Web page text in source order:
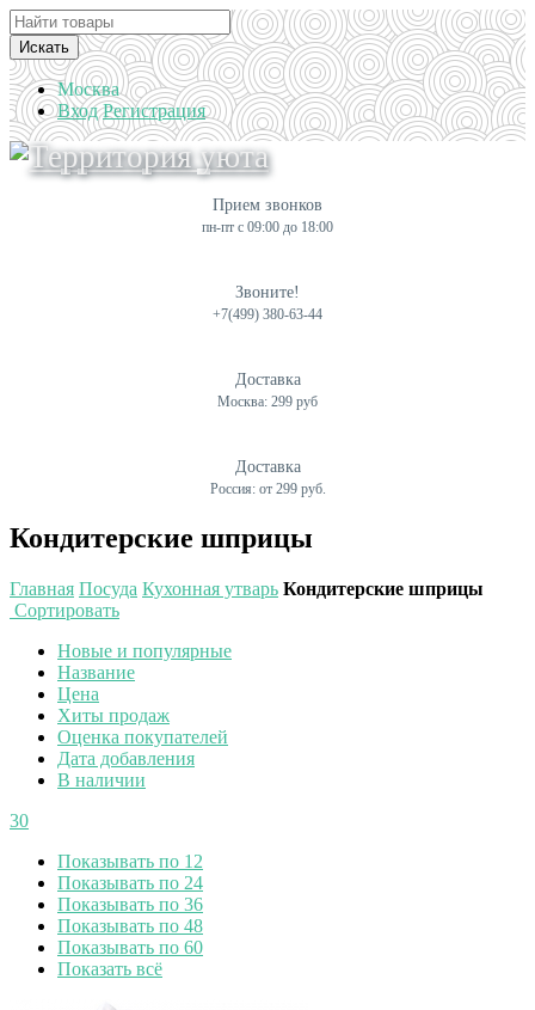
Искать
Москва
Вход Регистрация
Прием звонков
пн-пт с 09:00 до 18:00
Звоните!
+7(499) 380-63-44
Доставка
Москва: 299 руб
Доставка
Россия: от 299 руб.
Кондитерские шприцы
Главная Посуда Кухонная утварь Кондитерские шприцы
Сортировать
Новые и популярные
Название
Цена
Хиты продаж
Оценка покупателей
Дата добавления
В наличии
30
Показывать по 12
Показывать по 24
Показывать по 36
Показывать по 48
Показывать по 60
Показать всё